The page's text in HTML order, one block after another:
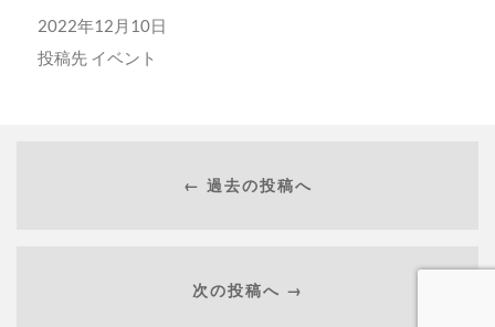
2022年12月10日
投稿先 イベント
← 過去の投稿へ
次の投稿へ →